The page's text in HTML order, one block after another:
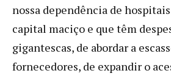
nossa dependência de
capital maciço e que têm
gigantescas, de abordar a
fornecedores, de expandir o